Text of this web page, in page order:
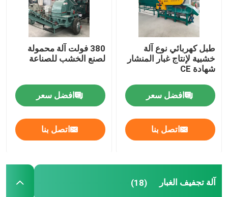
طبل كهربائي نوع آلة
خشبية لإنتاج غبار المنشار
شهادة CE
افضل سعر
اتصل بنا
380 فولت آلة محمولة
لصنع الخشب للصناعة
افضل سعر
اتصل بنا
آلة تجفيف الغبار (18)